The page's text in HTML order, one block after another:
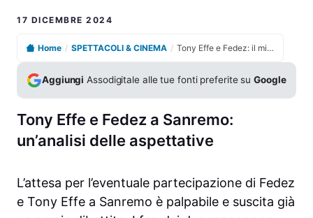
17 DICEMBRE 2024
Home / SPETTACOLI & CINEMA / Tony Effe e Fedez: il mistero della loro gestione a Sanremo con Carlo Conti
Aggiungi Assodigitale alle tue fonti preferite suGoogle
Tony Effe e Fedez a Sanremo:
un’analisi delle aspettative
L’attesa per l’eventuale partecipazione di Fedez
e Tony Effe a Sanremo è palpabile e suscita già